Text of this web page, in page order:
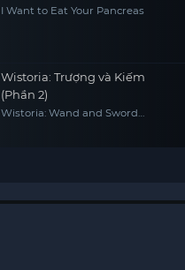
I Want to Eat Your Pancreas
Wistoria: Trượng và Kiếm
(Phần 2)
Wistoria: Wand and Sword